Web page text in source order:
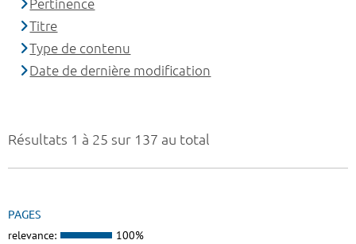
Résultats 1 à 25 sur 137 au total
PAGES
relevance: 100%
Pertinence
Titre
Type de contenu
Date de dernière modification